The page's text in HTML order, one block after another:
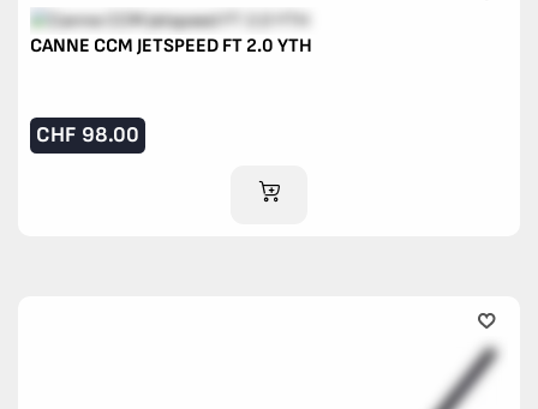
CANNE CCM JETSPEED FT 2.0 YTH
CHF 98.00
AJOUTER AU PANIER